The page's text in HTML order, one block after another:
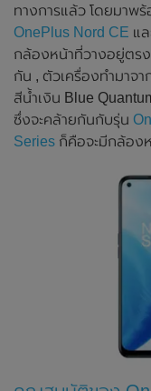
ทางการแล้ว โดยมาพ
OnePlus Nord CE แล
กล้องหน้าที่วางอยู่ตร
กัน , ตัวเครื่องทำมาจ
สีน้ำเงิน Blue
ซึ่งจะคล้ายกันกับรุ่น
Series ก็คือจะมีกล้อง